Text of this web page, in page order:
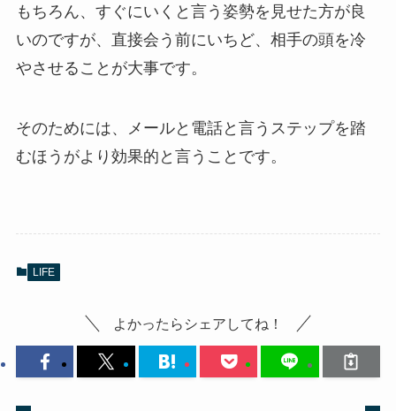
もちろん、すぐにいくと言う姿勢を見せた方が良
いのですが、直接会う前にいちど、相手の頭を冷
やさせることが大事です。
そのためには、メールと電話と言うステップを踏
むほうがより効果的と言うことです。
LIFE
よかったらシェアしてね！